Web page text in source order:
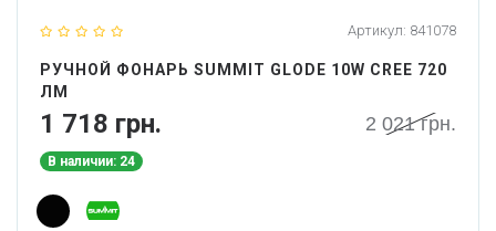
Артикул: 841078
РУЧНОЙ ФОНАРЬ SUMMIT GLODE 10W CREE 720
ЛМ
1 718 грн. 2 021 грн.
В наличии: 24